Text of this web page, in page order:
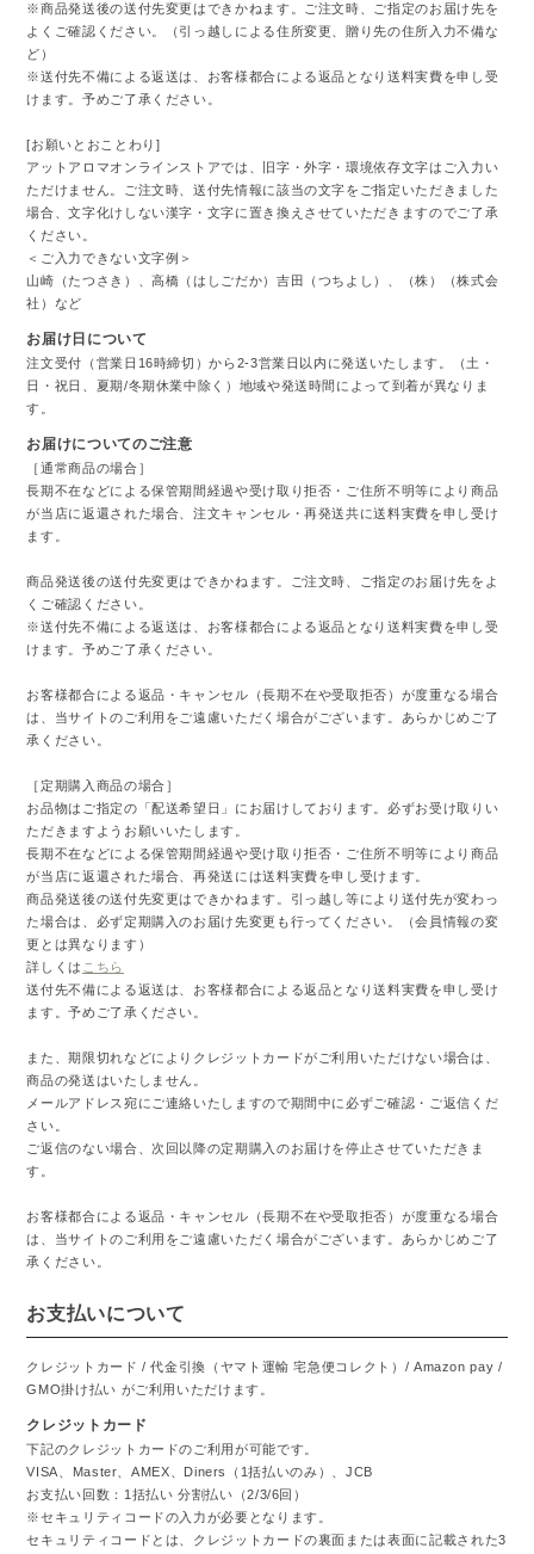
※商品発送後の送付先変更はできかねます。ご注文時、ご指定のお届け先を
よくご確認ください。（引っ越しによる住所変更、贈り先の住所入力不備な
ど）
※送付先不備による返送は、お客様都合による返品となり送料実費を申し受
けます。予めご了承ください。
[お願いとおことわり]
アットアロマオンラインストアでは、旧字・外字・環境依存文字はご入力い
ただけません。ご注文時、送付先情報に該当の文字をご指定いただきました
場合、文字化けしない漢字・文字に置き換えさせていただきますのでご了承
ください。
＜ご入力できない文字例＞
山崎（たつさき）、高橋（はしごだか）吉田（つちよし）、（株）（株式会
社）など
お届け日について
注文受付（営業日16時締切）から2-3営業日以内に発送いたします。（土・
日・祝日、夏期/冬期休業中除く）地域や発送時間によって到着が異なりま
す。
お届けについてのご注意
［通常商品の場合］
長期不在などによる保管期間経過や受け取り拒否・ご住所不明等により商品
が当店に返還された場合、注文キャンセル・再発送共に送料実費を申し受け
ます。
商品発送後の送付先変更はできかねます。ご注文時、ご指定のお届け先をよ
くご確認ください。
※送付先不備による返送は、お客様都合による返品となり送料実費を申し受
けます。予めご了承ください。
お客様都合による返品・キャンセル（長期不在や受取拒否）が度重なる場合
は、当サイトのご利用をご遠慮いただく場合がございます。あらかじめご了
承ください。
［定期購入商品の場合］
お品物はご指定の「配送希望日」にお届けしております。必ずお受け取りい
ただきますようお願いいたします。
長期不在などによる保管期間経過や受け取り拒否・ご住所不明等により商品
が当店に返還された場合、再発送には送料実費を申し受けます。
商品発送後の送付先変更はできかねます。引っ越し等により送付先が変わっ
た場合は、必ず定期購入のお届け先変更も行ってください。（会員情報の変
更とは異なります）
詳しくは こちら
送付先不備による返送は、お客様都合による返品となり送料実費を申し受け
ます。予めご了承ください。
また、期限切れなどによりクレジットカードがご利用いただけない場合は、
商品の発送はいたしません。
メールアドレス宛にご連絡いたしますので期間中に必ずご確認・ご返信くだ
さい。
ご返信のない場合、次回以降の定期購入のお届けを停止させていただきま
す。
お客様都合による返品・キャンセル（長期不在や受取拒否）が度重なる場合
は、当サイトのご利用をご遠慮いただく場合がございます。あらかじめご了
承ください。
お支払いについて
クレジットカード / 代金引換（ヤマト運輸 宅急便コレクト）/ Amazon pay /
GMO掛け払い がご利用いただけます。
クレジットカード
下記のクレジットカードのご利用が可能です。
VISA、Master、AMEX、Diners（1括払いのみ）、JCB
お支払い回数：1括払い 分割払い（2/3/6回）
※セキュリティコードの入力が必要となります。
セキュリティコードとは、クレジットカードの裏面または表面に記載された3